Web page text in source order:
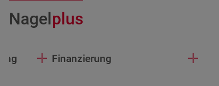
Nagelplus
Finanzierung